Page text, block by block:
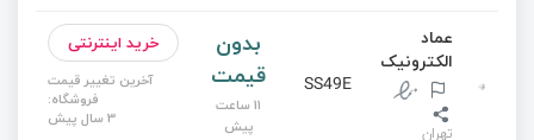
عماد
الکترونیک
تهران
SS49E
بدون
قیمت
11 ساعت
پیش
خرید اینترنتی
آخرین تغییر قیمت
فروشگاه:
3 سال پیش